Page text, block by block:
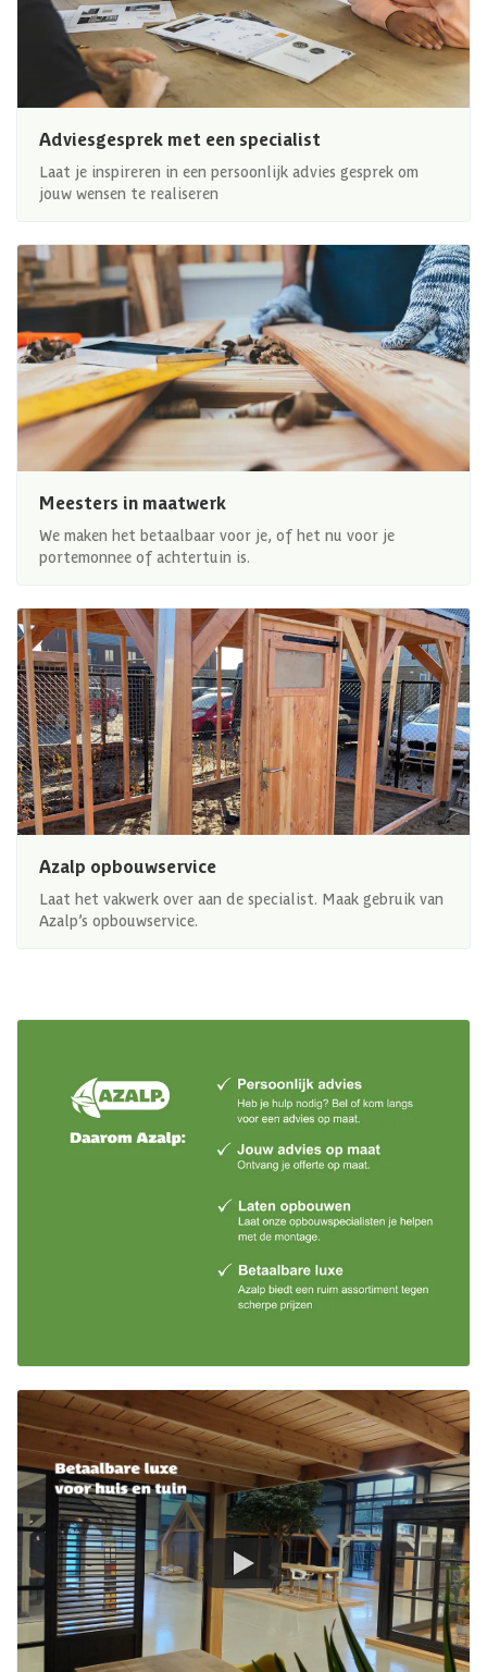
Adviesgesprek met een specialist
Laat je inspireren in een persoonlijk advies gesprek om
jouw wensen te realiseren
Meesters in maatwerk
We maken het betaalbaar voor je, of het nu voor je
portemonnee of achtertuin is.
Azalp opbouwservice
Laat het vakwerk over aan de specialist. Maak gebruik van
Azalp’s opbouwservice.